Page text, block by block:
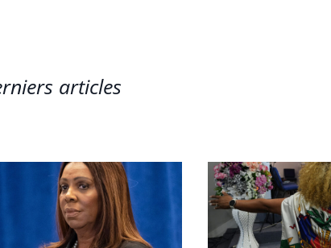
articles